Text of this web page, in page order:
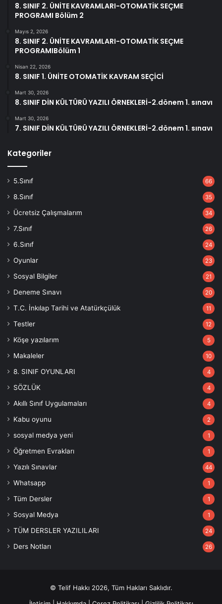
8. SINIF 2. ÜNİTE KAVRAMLARI-OTOMATİK SEÇME
PROGRAMI Bölüm 2
Mayıs 2, 2026
8. SINIF 2. ÜNİTE KAVRAMLARI-OTOMATİK SEÇME
PROGRAMIBölüm 1
Nisan 22, 2026
8. SINIF 1. ÜNİTE OTOMATİK KAVRAM SEÇİCİ
Mart 30, 2026
8. SINIF DİN KÜLTÜRÜ YAZILI ÖRNEKLERİ-2.dönem 1. sınavı
Mart 30, 2026
7. SINIF DİN KÜLTÜRÜ YAZILI ÖRNEKLERİ-2.dönem 1. sınavı
Kategoriler
5.Sınıf 66
8.Sınıf 35
Ücretsiz Çalışmalarım 34
7.Sınıf 26
6.Sınıf 24
Oyunlar 23
Sosyal Bilgiler 21
Deneme Sınavı 20
T.C. İnkılap Tarihi ve Atatürkçülük 11
Testler 12
Köşe yazılarım 5
Makaleler 10
8. SINIF OYUNLARI 4
SÖZLÜK 4
Akıllı Sınıf Uygulamaları 4
Kabu oyunu 2
sosyal medya yeni 1
Öğretmen Evrakları 1
Yazılı Sınavlar 44
Whatsapp 1
Tüm Dersler 1
Sosyal Medya 1
TÜM DERSLER YAZILILARI 24
Ders Notları 26
© Telif Hakkı 2026, Tüm Hakları Saklıdır.